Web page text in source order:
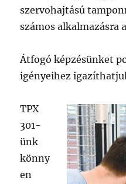
szervohajtású
számos alkalmazásra
Átfogó képzésünket
igényeihez
TPX
301-
ünk
könny
en